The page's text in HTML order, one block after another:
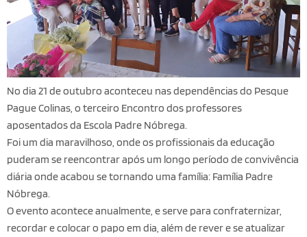
No dia 21 de outubro aconteceu nas dependências do Pesque
Pague Colinas, o terceiro Encontro dos professores
aposentados da Escola Padre Nóbrega.
Foi um dia maravilhoso, onde os profissionais da educação
puderam se reencontrar após um longo período de convivência
diária onde acabou se tornando uma família: Família Padre
Nóbrega.
O evento acontece anualmente, e serve para confraternizar,
recordar e colocar o papo em dia, além de rever e se atualizar